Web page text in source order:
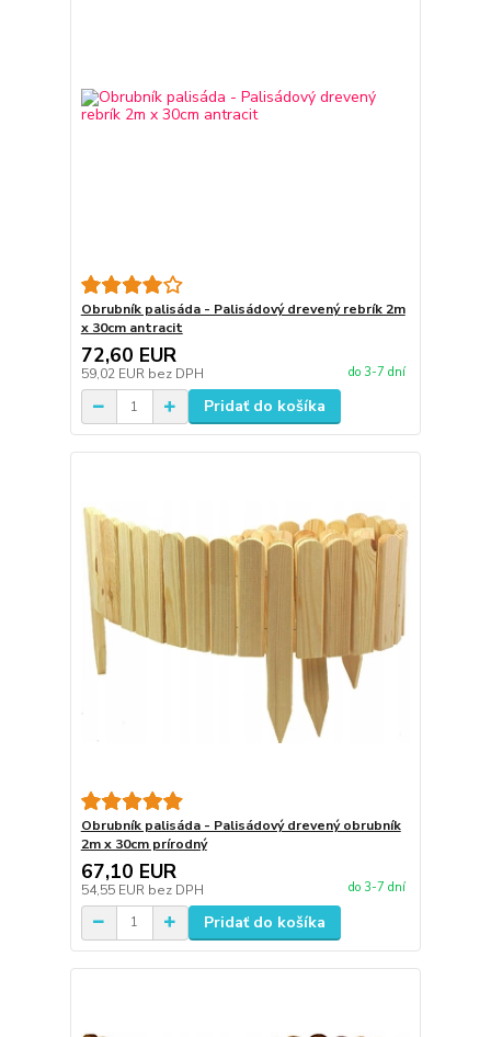
Obrubník palisáda - Palisádový drevený rebrík 2m
x 30cm antracit
72,60 EUR
59,02 EUR bez DPH do 3-7 dní
Pridať do košíka
Obrubník palisáda - Palisádový drevený obrubník
2m x 30cm prírodný
67,10 EUR
54,55 EUR bez DPH do 3-7 dní
Pridať do košíka